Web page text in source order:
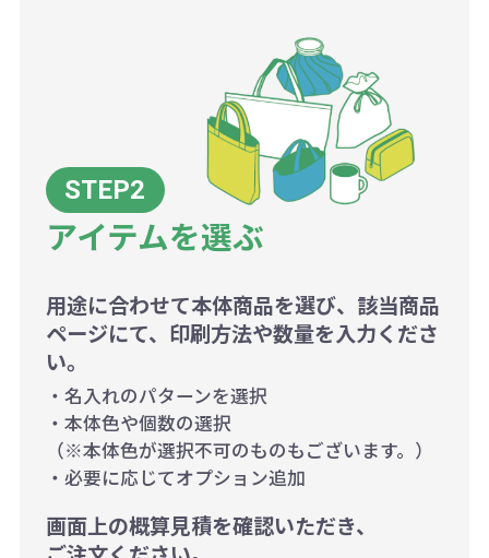
アイテムを選ぶ
用途に合わせて本体商品を選び、該当商品
ページにて、印刷方法や数量を入力くださ
い。
・名入れのパターンを選択
・本体色や個数の選択
（※本体色が選択不可のものもございます。）
・必要に応じてオプション追加
画面上の概算見積を確認いただき、